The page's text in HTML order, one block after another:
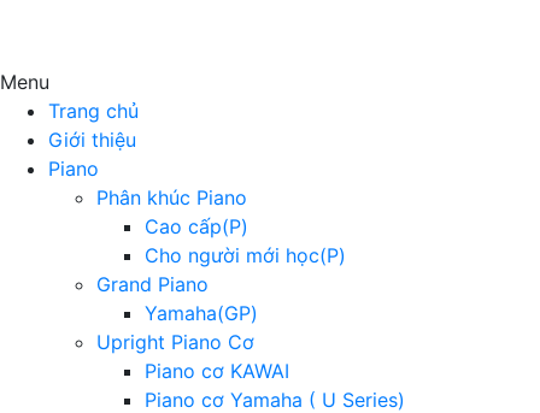
Menu
Trang chủ
Giới thiệu
Piano
Phân khúc Piano
Cao cấp(P)
Cho người mới học(P)
Grand Piano
Yamaha(GP)
Upright Piano Cơ
Piano cơ KAWAI
Piano cơ Yamaha ( U Series)